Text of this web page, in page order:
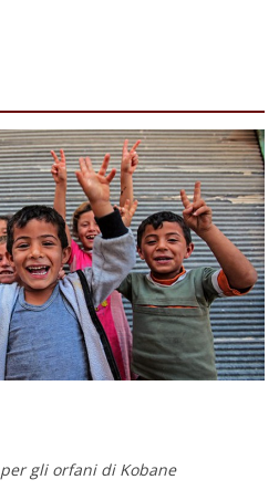
per gli orfani di Kobane